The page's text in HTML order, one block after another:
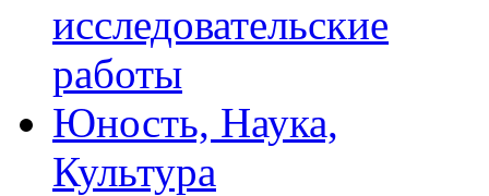
исследовательские
работы
Юность, Наука,
Культура